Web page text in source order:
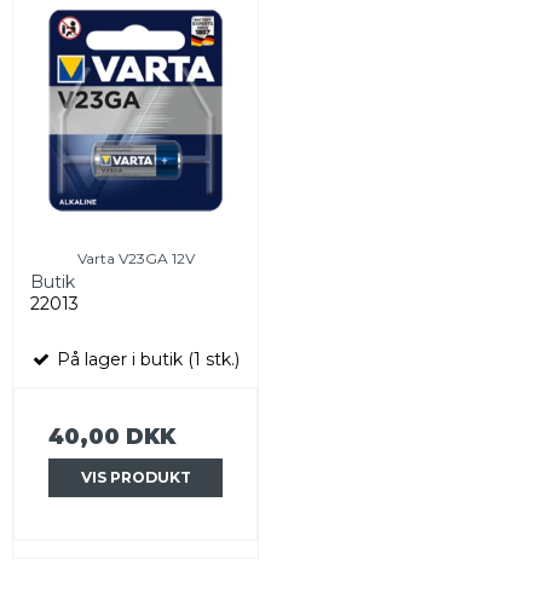
Varta V23GA 12V
Butik
22013
På lager i butik (1 stk.)
40,00 DKK
VIS PRODUKT